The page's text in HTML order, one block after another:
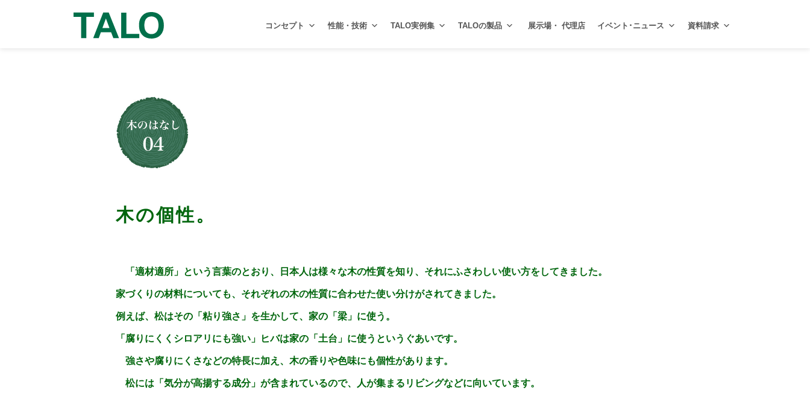
コンセプト 性能・技術 TALO実例集 TALOの製品 展示場・ 代理店 イベント･ニュース 資料請求
木の個性。
「適材適所」という言葉のとおり、日本人は様々な木の性質を知り、それにふさわしい使い方をしてきました。
家づくりの材料についても、それぞれの木の性質に合わせた使い分けがされてきました。
例えば、松はその「粘り強さ」を生かして、家の「梁」に使う。
「腐りにくくシロアリにも強い」ヒバは家の「土台」に使うというぐあいです。
強さや腐りにくさなどの特長に加え、木の香りや色味にも個性があります。
松には「気分が高揚する成分」が含まれているので、人が集まるリビングなどに向いています。